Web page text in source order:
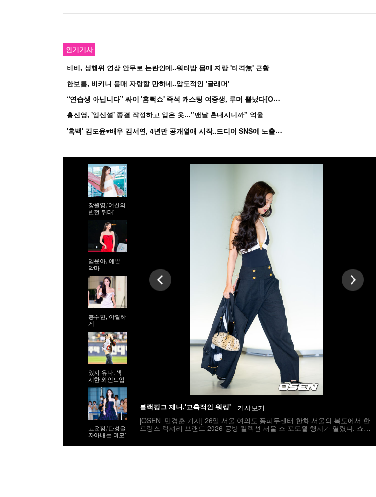
인기기사
비비, 성행위 연상 안무로 논란인데..워터밤 몸매 자랑 '타격無' 근황
한보름, 비키니 몸매 자랑할 만하네..압도적인 '글래머'
“
연습생 아닙니다” 싸이 '흠뻑쇼' 즉석 캐스팅 여중생, 루머 뿔났다[Oh!쎈 이...
홍진영, '임신설' 종결 작정하고 입은 옷…"맨날 혼내시니까" 억울
'
흑백' 김도윤♥배우 김서연, 4년만 공개열애 시작..드디어 SNS에 노출 [핫피...
장원영,'여신의
반전 뒤태'
임윤아, 예쁜
악마
홍수현, 아찔하
게
있지 유나, 섹
시한 와인드업
고윤정,'탄성을
자아내는 미모'
블랙핑크 제니,'고혹적인 워킹'
기사보기
[OSEN=민경훈 기자] 26일 서울 여의도 퐁피두센터 한화 서울의 복도에서 한
프랑스 럭셔리 브랜드 2026 공방 컬렉션 서울 쇼 포토월 행사가 열렸다. 쇼2
우 김고은, 박서준, 고윤정, 윤여정, 이병헌, 전여빈, 김다미, 이수혁, 구교환,